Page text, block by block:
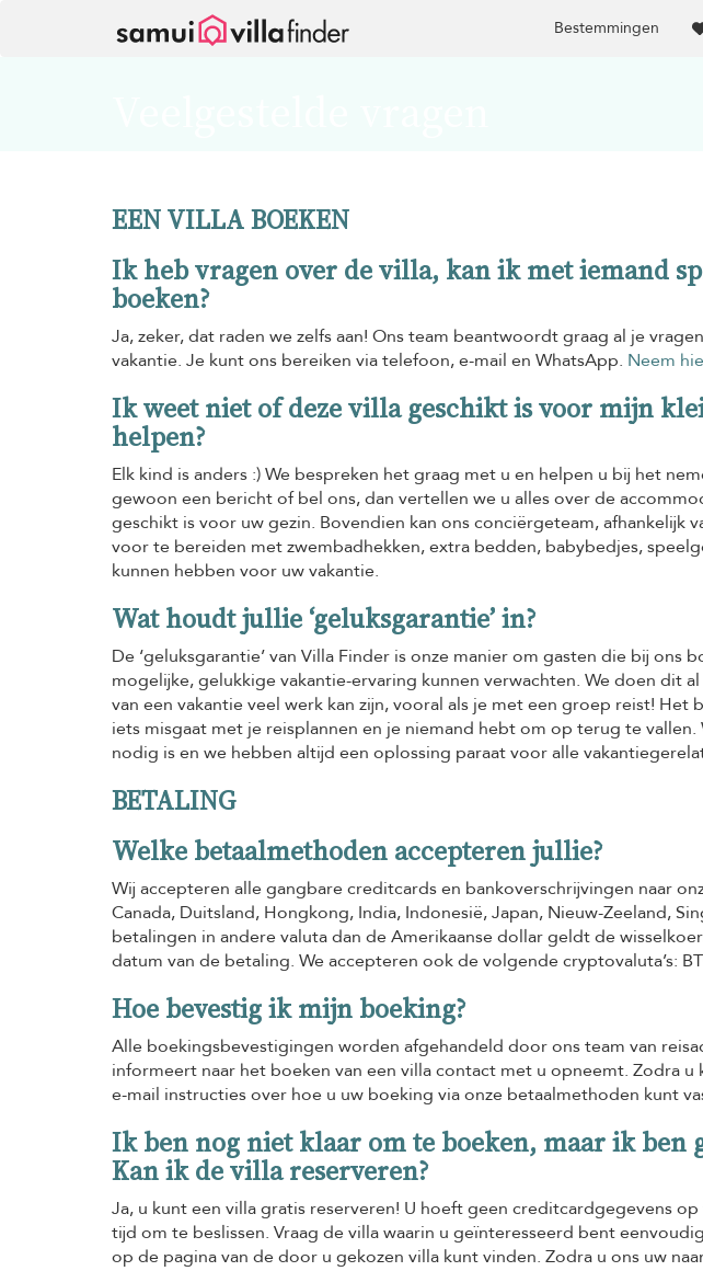
Bestemmingen
EEN VILLA BOEKEN
Ik heb vragen over de villa, kan ik met iemand
boeken?
Ja, zeker, dat raden we zelfs aan! Ons team beantwoordt graag al je
vakantie. Je kunt ons bereiken via telefoon, e-mail en WhatsApp. Neem
Ik weet niet of deze villa geschikt is voor mijn
helpen?
Elk kind is anders :) We bespreken het graag met u en helpen u bij het
gewoon een bericht of bel ons, dan vertellen we u alles over de
geschikt is voor uw gezin. Bovendien kan ons conciërgeteam, afhankelijk
voor te bereiden met zwembadhekken, extra bedden, babybedjes,
kunnen hebben voor uw vakantie.
Wat houdt jullie ‘geluksgarantie’ in?
De ‘geluksgarantie’ van Villa Finder is onze manier om gasten die bij ons
mogelijke, gelukkige vakantie-ervaring kunnen verwachten. We doen dit
van een vakantie veel werk kan zijn, vooral als je met een groep reist!
iets misgaat met je reisplannen en je niemand hebt om op terug te
nodig is en we hebben altijd een oplossing paraat voor alle
BETALING
Welke betaalmethoden accepteren jullie?
Wij accepteren alle gangbare creditcards en bankoverschrijvingen naar
Canada, Duitsland, Hongkong, India, Indonesië, Japan, Nieuw-Zeeland,
betalingen in andere valuta dan de Amerikaanse dollar geldt de
datum van de betaling. We accepteren ook de volgende cryptovaluta’s:
Hoe bevestig ik mijn boeking?
Alle boekingsbevestigingen worden afgehandeld door ons team van
informeert naar het boeken van een villa contact met u opneemt. Zodra
e-mail instructies over hoe u uw boeking via onze betaalmethoden kunt
Ik ben nog niet klaar om te boeken, maar ik ben
Kan ik de villa reserveren?
Ja, u kunt een villa gratis reserveren! U hoeft geen creditcardgegevens
tijd om te beslissen. Vraag de villa waarin u geïnteresseerd bent
op de pagina van de door u gekozen villa kunt vinden. Zodra u ons uw